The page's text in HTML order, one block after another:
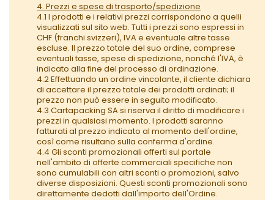
4. Prezzi e spese di trasporto/spedizione
4.1 I prodotti e i relativi prezzi corrispondono a quelli
visualizzati sul sito web. Tutti i prezzi sono espressi in
CHF (franchi svizzeri), IVA e eventuale altre tasse
escluse. Il prezzo totale del suo ordine, comprese
eventuali tasse, spese di spedizione, nonché l'IVA, è
indicato alla fine del processo di ordinazione.
4.2 Effettuando un ordine vincolante, il cliente dichiara
di accettare il prezzo totale dei prodotti ordinati; il
prezzo non può essere in seguito modificato.
4.3 Cartapacking SA si riserva il diritto di modificare i
prezzi in qualsiasi momento. I prodotti saranno
fatturati al prezzo indicato al momento dell'ordine,
così come risultano sulla conferma d'ordine.
4.4 Gli sconti promozionali offerti sul portale
nell'ambito di offerte commerciali specifiche non
sono cumulabili con altri sconti o promozioni, salvo
diverse disposizioni. Questi sconti promozionali sono
direttamente dedotti dall'importo dell'Ordine.